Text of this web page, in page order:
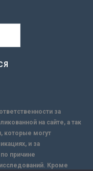
за
на сайте, а так
которые могут
и за
причине
исследований. Кроме